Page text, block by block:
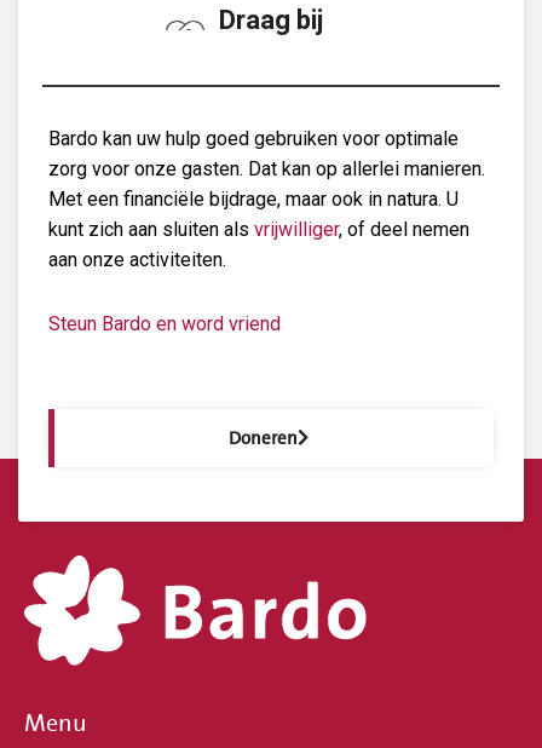
Draag bij
Bardo kan uw hulp goed gebruiken voor optimale
zorg voor onze gasten. Dat kan op allerlei manieren.
Met een financiële bijdrage, maar ook in natura. U
kunt zich aan sluiten als vrijwilliger, of deel nemen
aan onze activiteiten.
Steun Bardo en word vriend
Doneren
Menu